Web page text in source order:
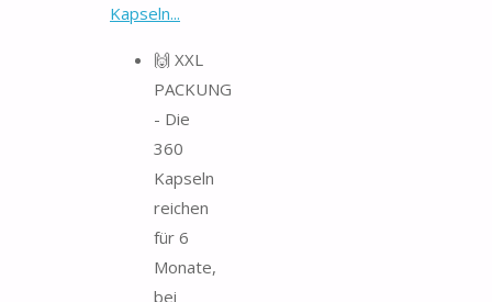
Kapseln...
🙌 XXL
PACKUNG
- Die
360
Kapseln
reichen
für 6
Monate,
bei